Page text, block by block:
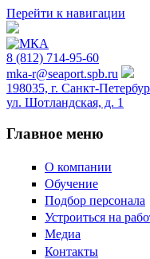
Перейти к навигации
8 (812) 714-95-60
mka-r@seaport.spb.ru
198035, г. Санкт-
ул. Шотландская, д. 1
Главное меню
О компании
Обучение
Подбор персонала
Устроиться на
Медиа
Контакты